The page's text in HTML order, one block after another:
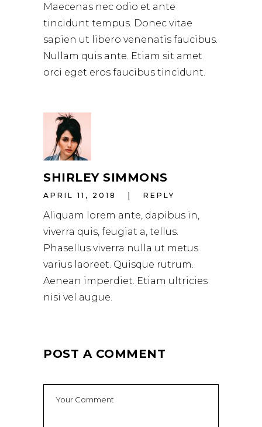
Maecenas nec odio et ante
tincidunt tempus. Donec vitae
sapien ut libero venenatis faucibus.
Nullam quis ante. Etiam sit amet
orci eget eros faucibus tincidunt.
SHIRLEY SIMMONS
APRIL 11, 2018 REPLY
Aliquam lorem ante, dapibus in,
viverra quis, feugiat a, tellus.
Phasellus viverra nulla ut metus
varius laoreet. Quisque rutrum.
Aenean imperdiet. Etiam ultricies
nisi vel augue.
POST A COMMENT